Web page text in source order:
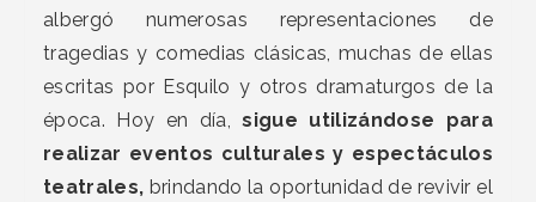
albergó numerosas representaciones de
tragedias y comedias clásicas, muchas de ellas
escritas por Esquilo y otros dramaturgos de la
época. Hoy en día,sigue utilizándose para
realizar eventos culturales y espectáculos
teatrales, brindando la oportunidad de revivir el